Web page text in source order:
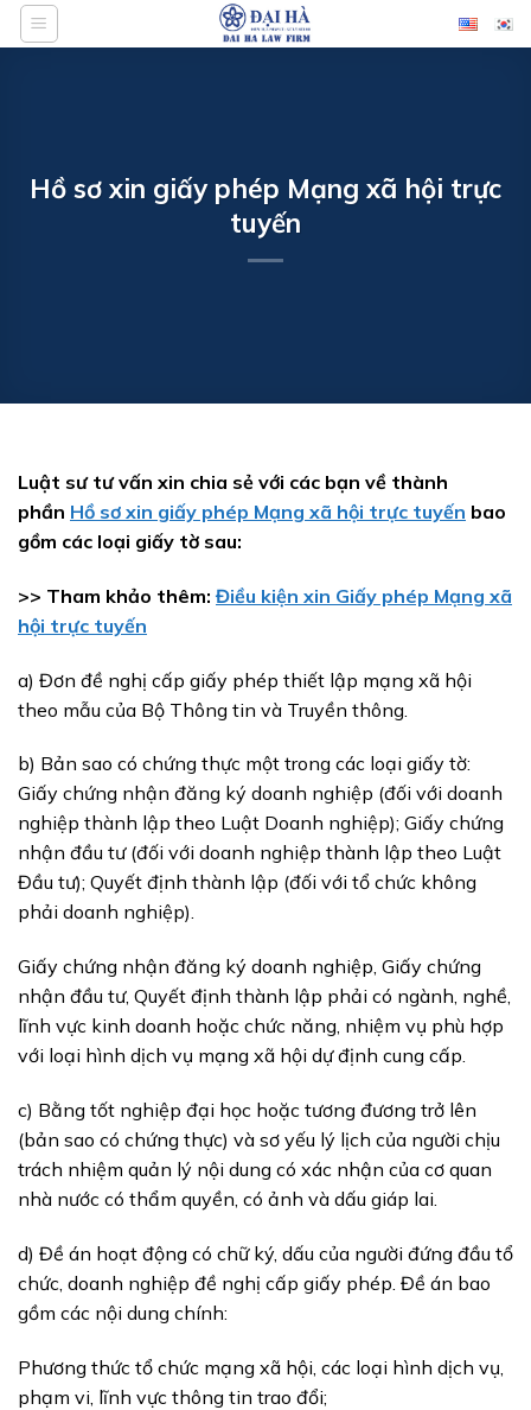
Bỏ
qua
Hồ sơ xin giấy phép Mạng xã hội trực
tuyến
Luật sư tư vấn xin chia sẻ với các bạn về thành
phần Hồ sơ xin giấy phép Mạng xã hội trực tuyến bao
gồm các loại giấy tờ sau:
>> Tham khảo thêm: Điều kiện xin Giấy phép Mạng xã
hội trực tuyến
a) Đơn đề nghị cấp giấy phép thiết lập mạng xã hội
theo mẫu của Bộ Thông tin và Truyền thông.
b) Bản sao có chứng thực một trong các loại giấy tờ:
Giấy chứng nhận đăng ký doanh nghiệp (đối với doanh
nghiệp thành lập theo Luật Doanh nghiệp); Giấy chứng
nhận đầu tư (đối với doanh nghiệp thành lập theo Luật
Đầu tư); Quyết định thành lập (đối với tổ chức không
phải doanh nghiệp).
Giấy chứng nhận đăng ký doanh nghiệp, Giấy chứng
nhận đầu tư, Quyết định thành lập phải có ngành, nghề,
lĩnh vực kinh doanh hoặc chức năng, nhiệm vụ phù hợp
với loại hình dịch vụ mạng xã hội dự định cung cấp.
c) Bằng tốt nghiệp đại học hoặc tương đương trở lên
(bản sao có chứng thực) và sơ yếu lý lịch của người chịu
trách nhiệm quản lý nội dung có xác nhận của cơ quan
nhà nước có thẩm quyền, có ảnh và dấu giáp lai.
d) Đề án hoạt động có chữ ký, dấu của người đứng đầu tổ
chức, doanh nghiệp đề nghị cấp giấy phép. Đề án bao
gồm các nội dung chính:
Phương thức tổ chức mạng xã hội, các loại hình dịch vụ,
phạm vi, lĩnh vực thông tin trao đổi;